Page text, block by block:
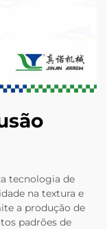
tecnologia de
na textura e
a produção de
padrões de